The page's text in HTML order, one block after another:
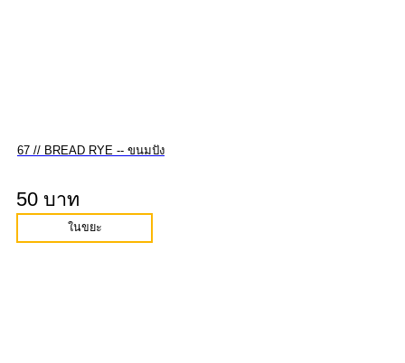
67 // BREAD RYE -- ขนมปัง
50 บาท
ในขยะ